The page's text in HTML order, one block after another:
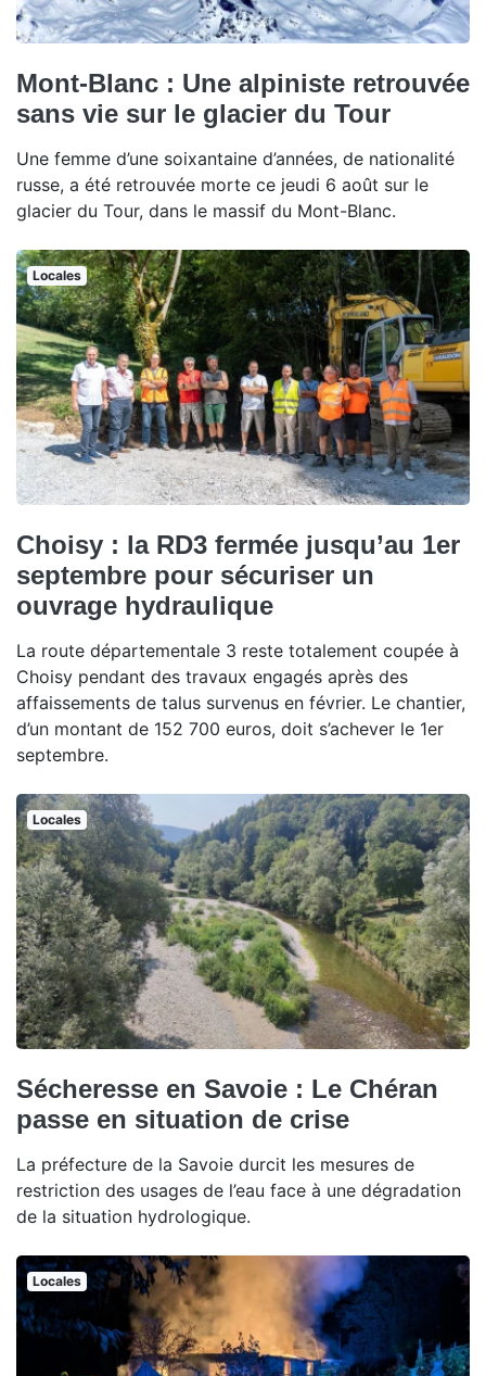
Mont-Blanc : Une alpiniste retrouvée
sans vie sur le glacier du Tour
Une femme d’une soixantaine d’années, de nationalité
russe, a été retrouvée morte ce jeudi 6 août sur le
glacier du Tour, dans le massif du Mont-Blanc.
Locales
Choisy : la RD3 fermée jusqu’au 1er
septembre pour sécuriser un
ouvrage hydraulique
La route départementale 3 reste totalement coupée à
Choisy pendant des travaux engagés après des
affaissements de talus survenus en février. Le chantier,
d’un montant de 152 700 euros, doit s’achever le 1er
septembre.
Locales
Sécheresse en Savoie : Le Chéran
passe en situation de crise
La préfecture de la Savoie durcit les mesures de
restriction des usages de l’eau face à une dégradation
de la situation hydrologique.
Locales